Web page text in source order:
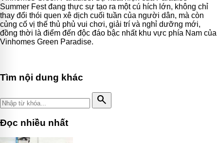
Summer Fest đang thực sự tạo ra một cú hích lớn, không chỉ
thay đổi thói quen xê dịch cuối tuần của người dân, mà còn
củng cố vị thế thủ phủ vui chơi, giải trí và nghỉ dưỡng mới,
đồng thời là điểm đến độc đáo bậc nhất khu vực phía Nam của
Vinhomes Green Paradise.
Tìm nội dung khác
search
Đọc nhiều nhất